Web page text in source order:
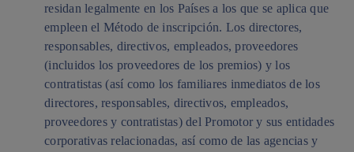
residan legalmente en los Países a los que se aplica que
empleen el Método de inscripción. Los directores,
responsables, directivos, empleados, proveedores
(incluidos los proveedores de los premios) y los
contratistas (así como los familiares inmediatos de los
directores, responsables, directivos, empleados,
proveedores y contratistas) del Promotor y sus entidades
corporativas relacionadas, así como de las agencias y